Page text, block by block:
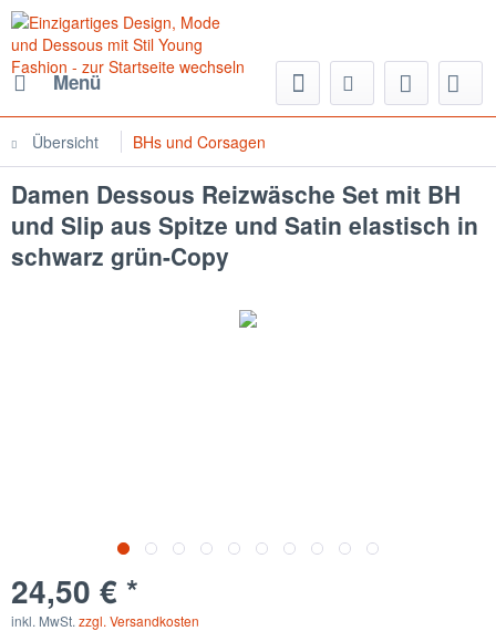
Menü
Übersicht BHs und Corsagen
Damen Dessous Reizwäsche Set mit BH
und Slip aus Spitze und Satin elastisch in
schwarz grün-Copy
24,50 € *
inkl. MwSt. zzgl. Versandkosten